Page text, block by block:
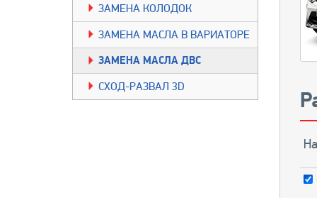
ЗАМЕНА КОЛОДОК
ЗАМЕНА МАСЛА В ВАРИАТОРЕ
ЗАМЕНА МАСЛА ДВС
СХОД-РАЗВАЛ 3D